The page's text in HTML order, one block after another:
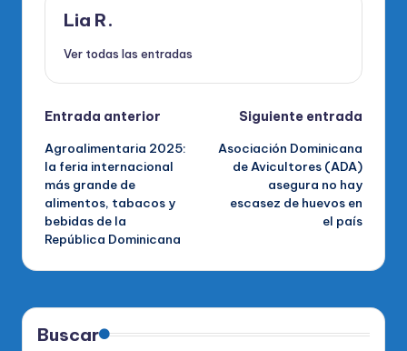
Lia R.
Ver todas las entradas
Navegación
de
entradas
Entrada anterior
Agroalimentaria 2025:
la feria internacional
más grande de
alimentos, tabacos y
bebidas de la
República Dominicana
Siguiente entrada
Asociación Dominicana
de Avicultores (ADA)
asegura no hay
escasez de huevos en
el país
Buscar